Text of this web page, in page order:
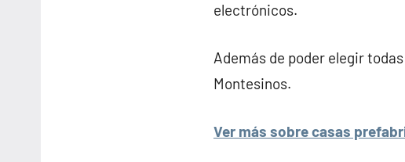
electrónicos.
Además de poder elegir
Montesinos.
Ver más sobre casas